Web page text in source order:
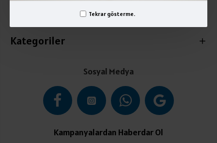
Tekrar gösterme.
Kategoriler
Sosyal Medya
Kampanyalardan Haberdar Ol